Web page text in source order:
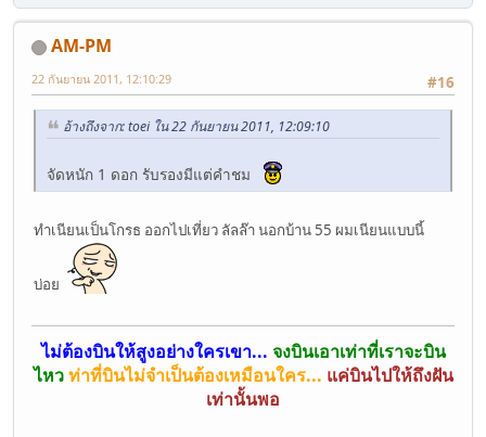
AM-PM
#16
22 กันยายน 2011, 12:10:29
อ้างถึงจาก: toei ใน 22 กันยายน 2011, 12:09:10
จัดหนัก 1 ดอก รับรองมีแต่คำชม
ทำเนียนเป็นโกรธ ออกไปเที่ยว ลัลล๊า นอกบ้าน 55 ผมเนียนแบบนี้
บ่อย
ไม่ต้องบินให้สูงอย่างใครเขา... จงบินเอาเท่าที่เราจะบิน
ไหว ท่าที่บินไม่จำเป็นต้องเหมือนใคร... แค่บินไปให้ถึงฝัน
เท่านั้นพอ